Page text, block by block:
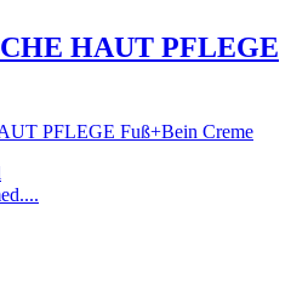
HAUT PFLEGE